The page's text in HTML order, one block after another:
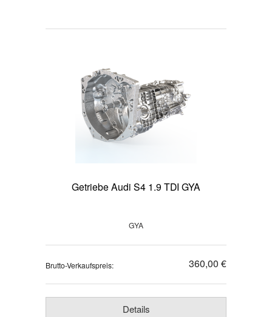
Getriebe Audi S4 1.9 TDI GYA
GYA
Brutto-Verkaufspreis: 360,00 €
Details